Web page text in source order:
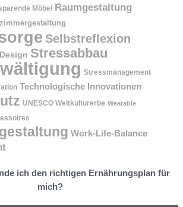
Möbel Raumgestaltung
Selbstreflexion
Stressabbau
Stressmanagement
Technologische Innovationen
UNESCO Weltkulturerbe Wearable
Work-Life-Balance
ich den richtigen Ernährungsplan für
mich?